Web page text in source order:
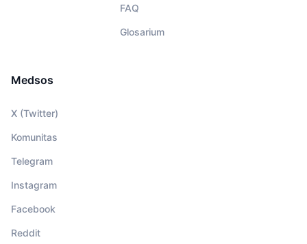
FAQ
Glosarium
Medsos
X (Twitter)
Komunitas
Telegram
Instagram
Facebook
Reddit